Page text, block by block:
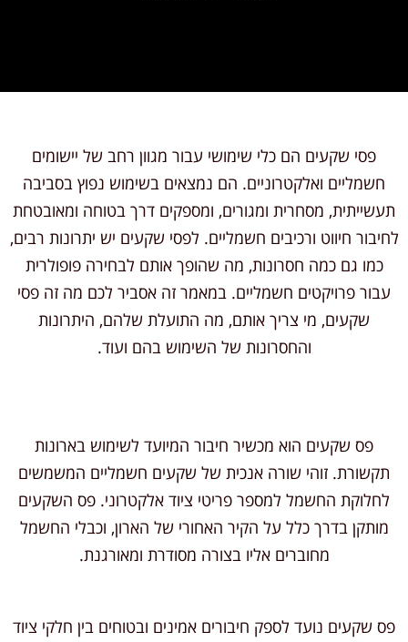
פסי שקעים הם כלי שימושי עבור מגוון רחב של יישומים
חשמליים ואלקטרוניים. הם נמצאים בשימוש נפוץ בסביבה
תעשייתית, מסחרית ומגורים, ומספקים דרך בטוחה ומאובטחת
לחיבור חיווט ורכיבים חשמליים. לפסי שקעים יש יתרונות רבים,
כמו גם כמה חסרונות, מה שהופך אותם לבחירה פופולרית
עבור פרויקטים חשמליים. במאמר זה אסביר לכם מה זה פסי
שקעים, מי צריך אותם, מה התועלת שלהם, היתרונות
והחסרונות של השימוש בהם ועוד.
פס שקעים הוא מכשיר חיבור המיועד לשימוש בארונות
תקשורת. זוהי שורה אנכית של שקעים חשמליים המשמשים
לחלוקת החשמל למספר פריטי ציוד אלקטרוני. פס השקעים
מותקן בדרך כלל על הקיר האחורי של הארון, וכבלי החשמל
מחוברים אליו בצורה מסודרת ומאורגנת.
פס שקעים נועד לספק חיבורים אמינים ובטוחים בין חלקי ציוד